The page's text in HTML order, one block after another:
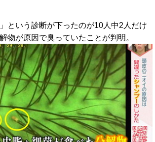
という診断が下ったのが10人中2人だけ
物が原因で臭っていたことが判明。